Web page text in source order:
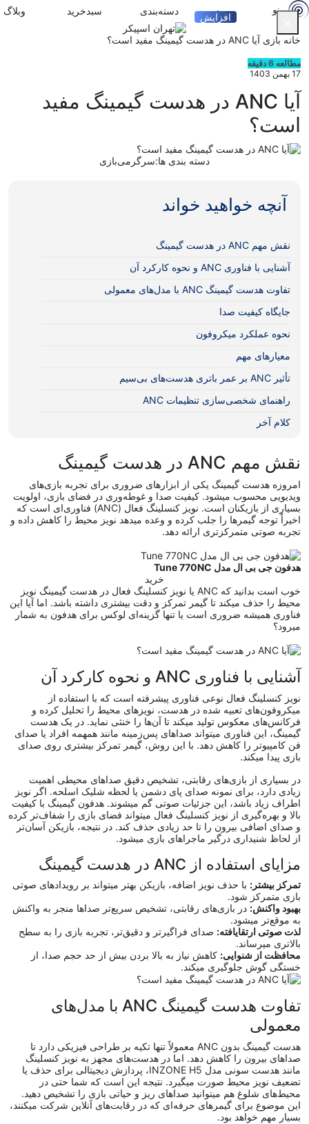
منو ورود دسته‌بندی سبدخرید وبلاگ
خانه بازی آیا ANC در هدست گیمینگ مفید است؟
مطالعه 6 دقیقه
17 بهمن 1403
آیا ANC در هدست گیمینگ مفید
است؟
دسته بندی ها:سرگرمیبازی
آنچه خواهید خواند
نقش مهم ANC در هدست گیمینگ
آشنایی با فناوری ANC و نحوه کارکرد آن
تفاوت هدست‌ گیمینگ ANC با مدل‌های معمولی
جایگاه کیفیت صدا
نحوه عملکرد میکروفون
معیارهای مهم
تأثیر ANC بر عمر باتری هدست‌های بی‌سیم
راهنمای شخصی‌سازی تنظیمات ANC
کلام آخر
نقش مهم ANC در هدست گیمینگ
امروزه هدست گیمینگ یکی از ابزارهای ضروری برای تجربه بازی‌های
ویدیویی محسوب میشود. کیفیت صدا و غوطه‌وری در فضای بازی، اولویت
بسیاری از بازیکنان است. نویز کنسلینگ فعال (ANC) فناوری‌ای است که
اخیراً توجه گیمرها را جلب کرده و وعده میدهد نویز محیط را کاهش داده و
تجربه صوتی متمرکزتری ارائه دهد.
هدفون جی بی ال مدل Tune 770NC
خرید
خوب است بدانید که ANC یا نویز کنسلینگ فعال در هدست گیمینگ نویز
محیط را حذف میکند تا گیمر تمرکز و دقت بیشتری داشته باشد. اما آیا این
فناوری همیشه ضروری است یا تنها گزینه‌ای لوکس برای هدفون به شمار
میرود؟
آشنایی با فناوری ANC و نحوه کارکرد آن
نویز کنسلینگ فعال نوعی فناوری پیشرفته است که با استفاده از
میکروفون‌های تعبیه‌ شده در هدست، نویزهای محیط را تحلیل کرده و
فرکانس‌های معکوس تولید میکند تا آن‌ها را خنثی نماید. در یک هدست
گیمینگ، این فناوری میتواند صداهای پس‌زمینه مانند همهمه افراد یا صدای
فن کامپیوتر را کاهش دهد. با این روش، گیمر تمرکز بیشتری روی صدای
بازی پیدا میکند.
در بسیاری از بازی‌های رقابتی، تشخیص دقیق صداهای محیطی اهمیت
زیادی دارد، برای نمونه صدای پای دشمن یا لحظه شلیک اسلحه. اگر نویز
اطراف زیاد باشد، این جزئیات صوتی گم میشوند. هدفون گیمینگ با کیفیت
بالا و بهره‌گیری از نویز کنسلینگ فعال میتواند فضای بازی را شفاف‌تر کرده
و صدای اضافی بیرون را تا حد زیادی حذف کند. در نتیجه، بازیکن آسان‌تر
از لحاظ شنیداری درگیر ماجراهای بازی میشود.
مزایای استفاده از ANC در هدست گیمینگ
تمرکز بیشتر: با حذف نویز اضافه، بازیکن بهتر میتواند بر رویدادهای صوتی
بازی متمرکز شود.
بهبود واکنش: در بازی‌های رقابتی، تشخیص سریع‌تر صداها منجر به واکنش
به‌ موقع‌تر میشود.
لذت صوتی ارتقایافته: صدای فراگیرتر و دقیق‌تر، تجربه بازی را به سطح
بالاتری میرساند.
محافظت از شنوایی: کاهش نیاز به بالا بردن بیش‌ از حد حجم صدا، از
خستگی گوش جلوگیری میکند.
تفاوت هدست‌ گیمینگ ANC با مدل‌های
معمولی
هدست گیمینگ بدون ANC معمولاً تنها تکیه بر طراحی فیزیکی دارد تا
صداهای بیرون را کاهش دهد. اما در هدست‌های مجهز به نویز کنسلینگ
مانند هدست سونی مدل INZONE H5
، پردازش دیجیتالی برای حذف یا
تضعیف نویز محیط صورت میگیرد. نتیجه این است که شما حتی در
محیط‌های شلوغ هم میتوانید صداهای ریز و حیاتی بازی را تشخیص دهید.
این موضوع برای گیمرهای حرفه‌ای که در رقابت‌های آنلاین شرکت میکنند،
بسیار مهم خواهد بود.
افزایش